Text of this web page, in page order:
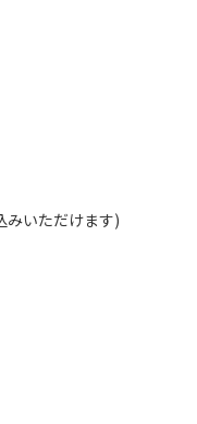
みいただけます)